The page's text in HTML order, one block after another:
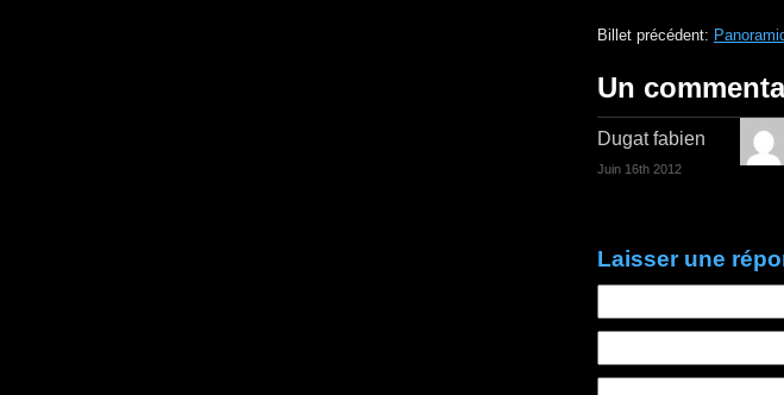
Billet précédent:
Un
Dugat fabien
Juin 16th 2012
Laisser une